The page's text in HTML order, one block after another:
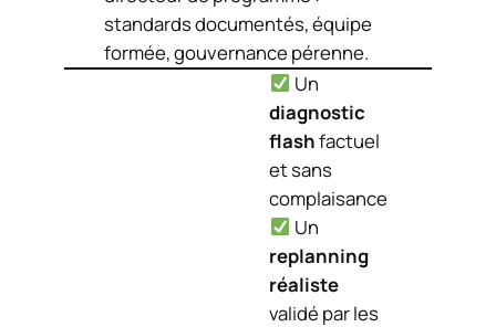
standards documentés, équipe
formée, gouvernance pérenne.
Un
diagnostic
flashfactuel
et sans
complaisance
Un
replanning
réaliste
validé par les